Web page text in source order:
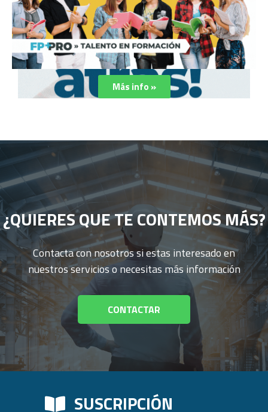
Más info »
¿QUIERES QUE TE CONTEMOS MÁS?
Contacta con nosotros si estas interesado en
nuestros servicios o necesitas más información
CONTACTAR
SUSCRIPCIÓN